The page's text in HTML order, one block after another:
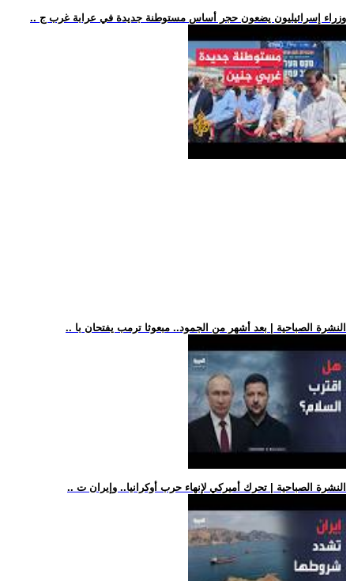
.. وزراء إسرائيليون يضعون حجر أساس مستوطنة جديدة في عرابة غرب ج
.. النشرة الصباحية | بعد أشهر من الجمود.. مبعوثا ترمب يفتحان با
.. النشرة الصباحية | تحرك أميركي لإنهاء حرب أوكرانيا.. وإيران ت